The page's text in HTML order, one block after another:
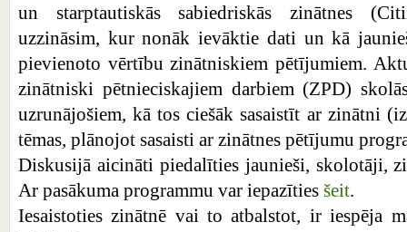
un starptautiskās sabiedriskās zinātnes
uzzināsim, kur nonāk ievāktie dati un kā
pievienoto vērtību zinātniskiem pētījumiem.
zinātniski pētnieciskajiem darbiem (ZPD)
uzrunājošiem, kā tos ciešāk sasaistīt ar zinātni
tēmas, plānojot sasaisti ar zinātnes pētījumu
Diskusijā aicināti piedalīties jaunieši, skolotāji,
Ar pasākuma programmu var iepazīties šeit.
Iesaistoties zinātnē vai to atbalstot, ir iespēja